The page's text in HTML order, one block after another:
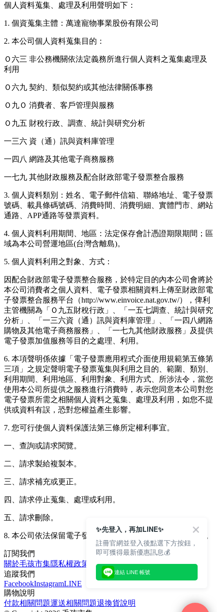
個人資料蒐集、處理及利用聲明如下：
1. 個資蒐集主體：萬達寵物事業股份有限公司
2. 本公司個人資料蒐集目的：
Ｏ六三 非公務機關依法定義務所進行個人資料之蒐集處理及
利用
Ｏ六九 契約、類似契約或其他法律關係事務
Ｏ九Ｏ 消費者、客戶管理與服務
Ｏ九五 財稅行政、調查、統計與研究分析
一三六 資（通）訊與資料庫管理
一四八 網路及其他電子商務服務
一七九 其他財政服務及配合財政部電子發票整合服務
3. 個人資料類別：姓名、電子郵件信箱、聯絡地址、電子發票
號碼、載具條碼號碼、消費時間、消費明細、實體門市、網站
通路、APP通路等發票資料。
4. 個人資料利用期間、地區：法定保存會計憑證期限期間；區
域為本公司營運地區(台灣含離島)。
5. 個人資料利用之對象、方式：
因配合財政部電子發票整合服務，於特定目的內本公司會將於
本公司消費者之個人資料、電子發票相關資料上傳至財政部電
子發票整合服務平台（http://www.einvoice.nat.gov.tw/），俾利
主管機關為「Ｏ九五財稅行政」、「一五七調查、統計與研究
分析」、「一三六資（通）訊與資料庫管理」、「一四八網路
購物及其他電子商務服務」、「一七九其他財政服務」及提供
電子發票加值服務等目的之處理、利用。
6. 本項聲明係依據「電子發票應用程式介面使用規範第五條第
三項」之規定聲明電子發票蒐集與利用之目的、範圍、類別、
利用期間、利用地區、利用對象、利用方式、所涉法令，當您
使用本公司所提供之服務進行消費時，表示您同意本公司對您
電子發票所需之相關個人資料之蒐集、處理及利用，如您不提
供或資料有誤，恐對您權益產生影響。
7. 您可行使個人資料保護法第三條所定權利事宜。
一、查詢或請求閱覽。
二、請求製給複製本。
三、請求補充或更正。
四、請求停止蒐集、處理或利用。
五、請求刪除。
8. 本公司依法保留電子發票資料儲存與使用軌跡至少六個月。
訂閱我們
關於毛孩市集隱私權政策
文章
追蹤我們
FacebookInstagramLINE
購物說明
付款相關問題運送相關問題退換貨說明
✨先登入，再加LINE✨
註冊官網並登入後點選下方按鈕，
即可獲得最新優惠訊息💰
連結 LINE 帳號